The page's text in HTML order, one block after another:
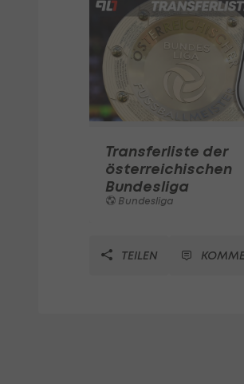
Transferliste der
österreichischen
Bundesliga
Bundesliga
TEILEN